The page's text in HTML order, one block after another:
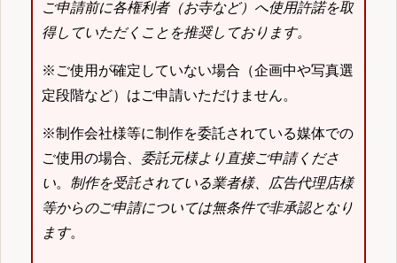
ご申請前に各権利者（お寺など）へ使用許諾を取
得していただくことを推奨しております。
※ご使用が確定していない場合（企画中や写真選
定段階など）はご申請いただけません。
※制作会社様等に制作を委託されている媒体での
ご使用の場合、 委託元様より直接ご申請くださ
い。 制作を受託されている業者様、広告代理店様
等からのご申請については無条件で非承認となり
ます。